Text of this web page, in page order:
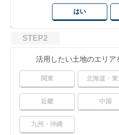
はい
STEP2
活用したい土地のエリア
関東 北海道・東
近畿 中国
九州・沖縄